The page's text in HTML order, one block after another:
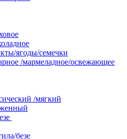
ягоды/семечки
/мармеладное/освежающее
/мягкий
безе